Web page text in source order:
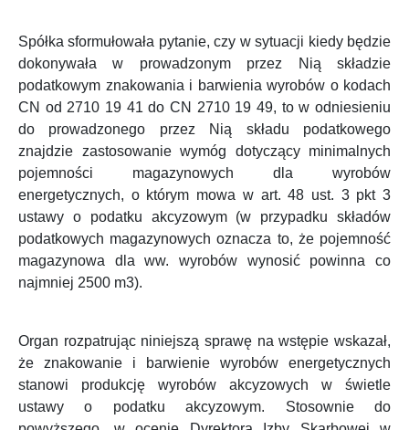
Spółkasformułowała pytanie, czy w sytuacji kiedy będzie
dokonywała w prowadzonym przez Nią składzie
podatkowym znakowania i barwienia wyrobów o kodach
CN od 2710 19 41 do CN 2710 19 49, to w odniesieniu
do prowadzonego przez Nią składu podatkowego
znajdzie zastosowanie wymóg dotyczący minimalnych
pojemności magazynowych dla wyrobów
energetycznych, o którym mowa w art. 48 ust. 3 pkt 3
ustawy o podatku akcyzowym (w przypadku składów
podatkowych magazynowych oznacza to, że pojemność
magazynowa dla ww. wyrobów wynosić powinna co
najmniej 2500 m3).
Organ rozpatrując niniejszą sprawę na wstępie wskazał,
że znakowanie i barwienie wyrobów energetycznych
stanowi produkcję wyrobów akcyzowych w świetle
ustawy o podatku akcyzowym. Stosownie do